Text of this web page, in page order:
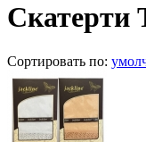
Скатерти
Сортировать по: